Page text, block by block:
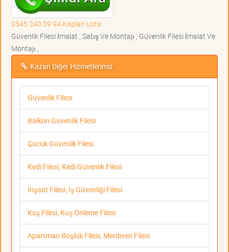
0545 240 09 94 Kaplan Usta
Güvenlik Filesi İmalat , Satış Ve Montajı , Güvenlik Filesi İmalat Ve
Montajı ,
Kazan Diğer Hizmetlerimiz
Güvenlik Filesi
Balkon Güvenlik Filesi
Çocuk Güvenlik Filesi
Kedi Filesi, Kedi Güvenlik Filesi
İnşaat Filesi, İş Güvenliği Filesi
Kuş Filesi, Kuş Önleme Filesi
Apartman Boşluk Filesi, Merdiven Filesi